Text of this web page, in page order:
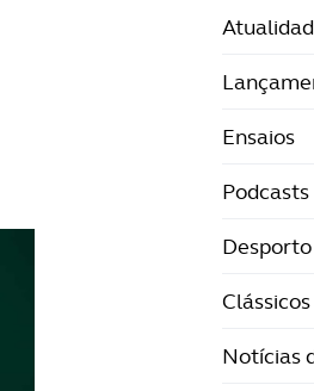
Ensaios
Podcasts
Desporto
Clássicos
Notícias